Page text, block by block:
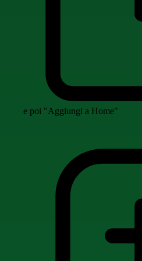
e poi "Aggiungi a Home"